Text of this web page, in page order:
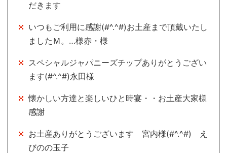
だきます
いつもご利用に感謝(#^.^#)お土産まで頂戴いたし
ましたＭ。…様赤・様
スペシャルジャパニーズチップありがとうござい
ます(#^.^#)永田様
懐かしい方達と楽しいひと時宴・・お土産大家様
感謝
お土産ありがとうございます 宮内様(#^.^#) え
びのの玉子